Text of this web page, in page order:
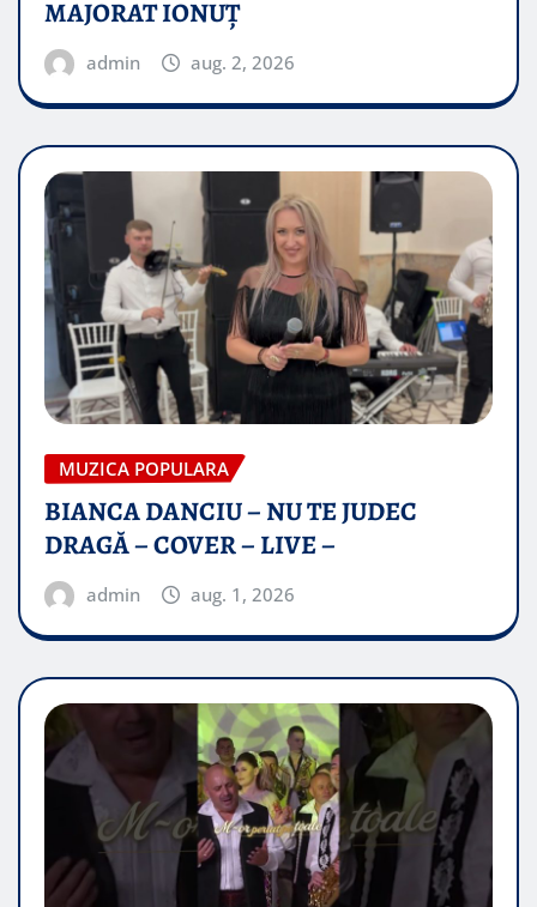
MAJORAT IONUŢ
admin aug. 2, 2026
MUZICA POPULARA
BIANCA DANCIU – NU TE JUDEC
DRAGĂ – COVER – LIVE –
admin aug. 1, 2026